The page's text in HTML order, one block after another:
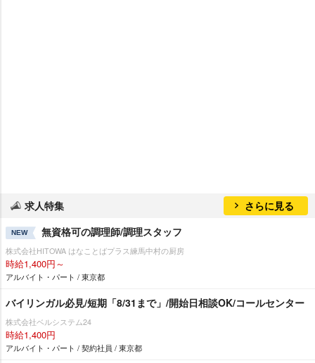
求人特集 さらに見る
NEW 無資格可の調理師/調理スタッフ
株式会社HITOWA はなことばプラス練馬中村の厨房
時給1,400円～
アルバイト・パート / 東京都
バイリンガル必見/短期「8/31まで」/開始日相談OK/コールセンター
株式会社ベルシステム24
時給1,400円
アルバイト・パート / 契約社員 / 東京都